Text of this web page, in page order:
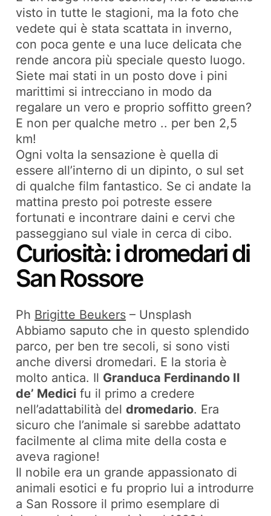
visto in tutte le stagioni, ma la foto che
vedete qui è stata scattata in inverno,
con poca gente e una luce delicata che
rende ancora più speciale questo luogo.
Siete mai stati in un posto dove i pini
marittimi si intrecciano in modo da
regalare un vero e proprio soffitto green?
E non per qualche metro .. per ben 2,5
km!
Ogni volta la sensazione è quella di
essere all’interno di un dipinto, o sul set
di qualche film fantastico. Se ci andate la
mattina presto poi potreste essere
fortunati e incontrare daini e cervi che
passeggiano sul viale in cerca di cibo.
Curiosità: i dromedari di
San Rossore
Ph Brigitte Beukers – Unsplash
Abbiamo saputo che in questo splendido
parco, per ben tre secoli, si sono visti
anche diversi dromedari. E la storia è
molto antica. Il Granduca Ferdinando II
de’ Medici fu il primo a credere
nell’adattabilità deldromedario. Era
sicuro che l’animale si sarebbe adattato
facilmente al clima mite della costa e
aveva ragione!
Il nobile era un grande appassionato di
animali esotici e fu proprio lui a introdurre
a San Rossore il primo esemplare di